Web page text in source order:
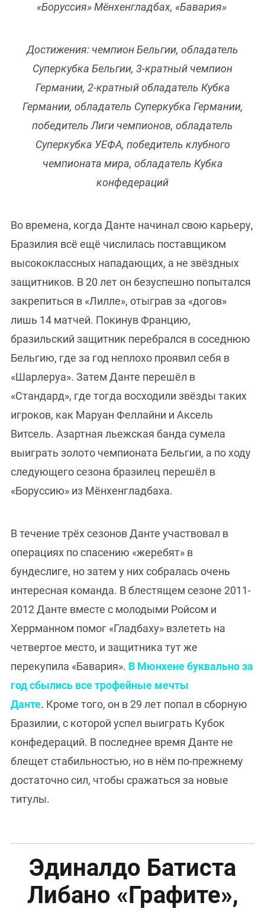
«Боруссия» Мёнхенгладбах, «Бавария»
Достижения: чемпион Бельгии, обладатель
Суперкубка Бельгии, 3-кратный чемпион
Германии, 2-кратный обладатель Кубка
Германии, обладатель Суперкубка Германии,
победитель Лиги чемпионов, обладатель
Суперкубка УЕФА, победитель клубного
чемпионата мира, обладатель Кубка
конфедераций
Во времена, когда Данте начинал свою карьеру,
Бразилия всё ещё числилась поставщиком
высококлассных нападающих, а не звёздных
защитников. В 20 лет он безуспешно попытался
закрепиться в «Лилле», отыграв за «догов»
лишь 14 матчей. Покинув Францию,
бразильский защитник перебрался в соседнюю
Бельгию, где за год неплохо проявил себя в
«Шарлеруа». Затем Данте перешёл в
«Стандард», где тогда восходили звёзды таких
игроков, как Маруан Феллайни и Аксель
Витсель. Азартная льежская банда сумела
выиграть золото чемпионата Бельгии, а по ходу
следующего сезона бразилец перешёл в
«Боруссию» из Мёнхенгладбаха.
В течение трёх сезонов Данте участвовал в
операциях по спасению «жеребят» в
бундеслиге, но затем у них собралась очень
интересная команда. В блестящем сезоне 2011-
2012 Данте вместе с молодыми Ройсом и
Херрманном помог «Гладбаху» взлететь на
четвертое место, и защитника тут же
перекупила «Бавария». В Мюнхене буквально за
год сбылись все трофейные мечты
Данте. Кроме того, он в 29 лет попал в сборную
Бразилии, с которой успел выиграть Кубок
конфедераций. В последнее время Данте не
блещет стабильностью, но в нём по-прежнему
достаточно сил, чтобы сражаться за новые
титулы.
Эдиналдо Батиста
Либано «Графите»,